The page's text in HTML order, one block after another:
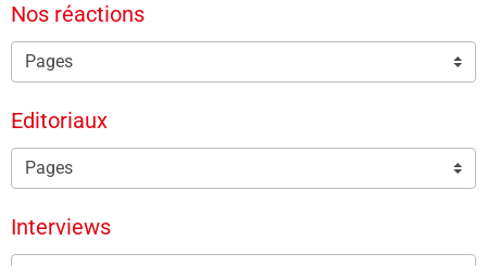
Nos réactions
Editoriaux
Interviews